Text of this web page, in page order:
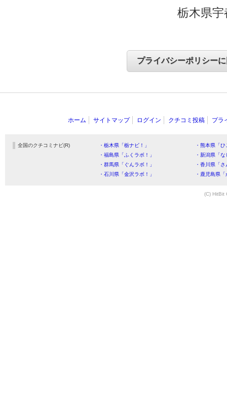
栃木県
ホーム サイトマップ ログイン クチコミ投稿 プラ
全国のクチコミナビ(R) ・栃木県「栃ナビ！」
・熊本県「
・福島県「ふくラボ！」
・新潟県「
・群馬県「ぐんラボ！」
・香川県「
・石川県「金沢ラボ！」
・鹿児島県
(C) HitBit